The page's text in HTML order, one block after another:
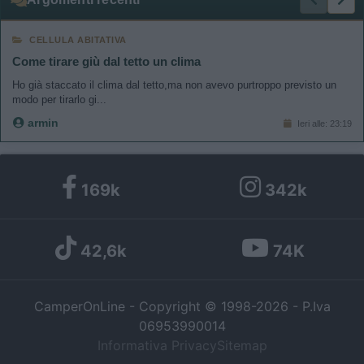
CELLULA ABITATIVA
Come tirare giù dal tetto un clima
Ho già staccato il clima dal tetto,ma non avevo purtroppo previsto un
modo per tirarlo gi...
armin Ieri alle: 23:19
169k 342k
42,6k 74K
CamperOnLine - Copyright © 1998-2026 - P.Iva
06953990014
Informativa Privacy Sitemap